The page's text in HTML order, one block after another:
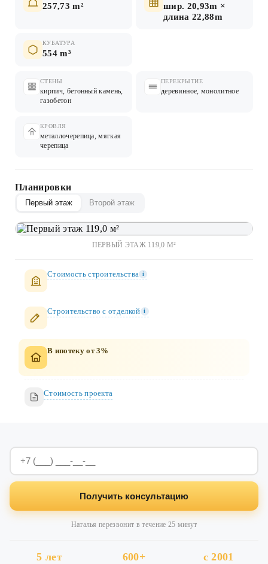
257,73 m²
шир. 20,93m ×
длина 22,88m
КУБАТУРА
554 m³
СТЕНЫ
кирпич, бетонный камень,
газобетон
ПЕРЕКРЫТИЕ
деревянное, монолитное
КРОВЛЯ
металлочерепица, мягкая
черепица
Планировки
Первый этаж Второй этаж
ПЕРВЫЙ ЭТАЖ 119,0 М²
Стоимость строительства i
Строительство c отделкой i
В ипотеку от 3%
Стоимость проекта
Получить консультацию
Наталья перезвонит в течение 25 минут
5 лет 600+ с 2001